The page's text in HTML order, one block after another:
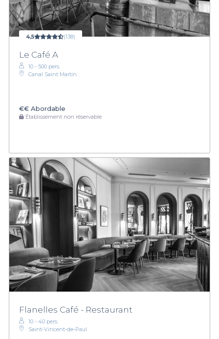
4,5 (138)
Le Café A
10 - 500 pers.
Canal Saint Martin
€€ Abordable
Établissement non réservable
Flanelles Café - Restaurant
10 - 40 pers.
Saint‑Vincent‑de‑Paul